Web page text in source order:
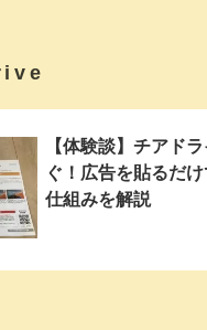
【体験談】チアド
ぐ！広告を貼るだ
仕組みを解説